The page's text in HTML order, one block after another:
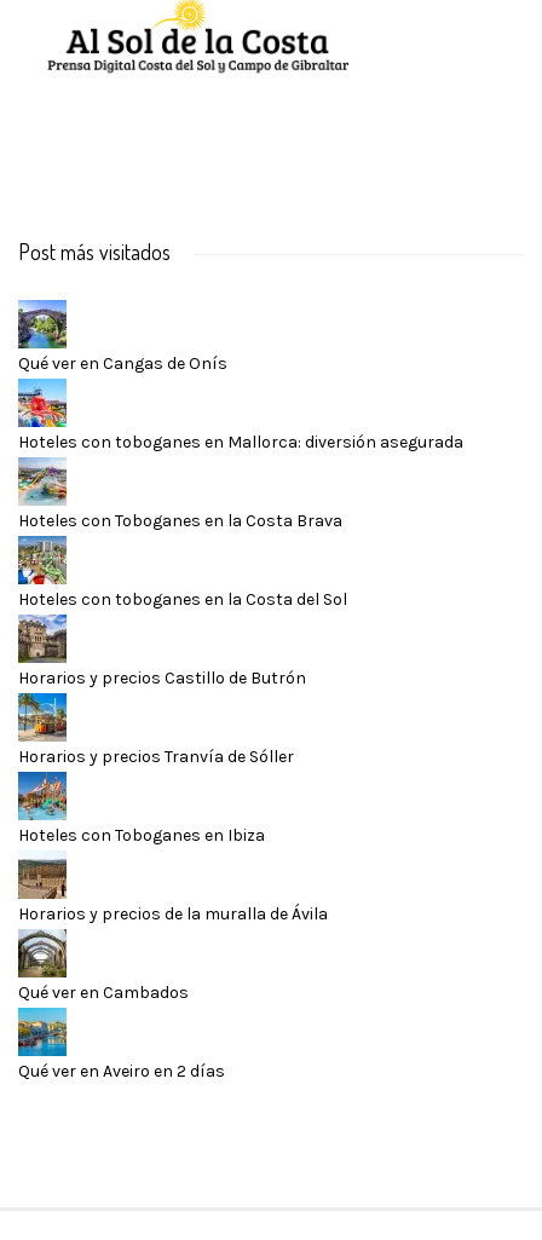
Post más visitados
Qué ver en Cangas de Onís
Hoteles con toboganes en Mallorca: diversión asegurada
Hoteles con Toboganes en la Costa Brava
Hoteles con toboganes en la Costa del Sol
Horarios y precios Castillo de Butrón
Horarios y precios Tranvía de Sóller
Hoteles con Toboganes en Ibiza
Horarios y precios de la muralla de Ávila
Qué ver en Cambados
Qué ver en Aveiro en 2 días